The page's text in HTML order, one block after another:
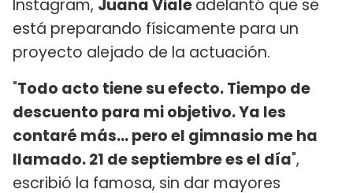
Instagram, Juana Vialeadelantó que se
está preparando físicamente para un
proyecto alejado de la actuación.
"Todo acto tiene su efecto. Tiempo de
descuento para mi objetivo. Ya les
contaré más... pero el gimnasio me ha
llamado. 21 de septiembre es el día",
escribió la famosa, sin dar mayores